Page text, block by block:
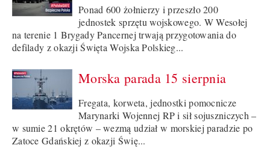
Ponad 600 żołnierzy i przeszło 200
jednostek sprzętu wojskowego. W Wesołej
na terenie 1 Brygady Pancernej trwają przygotowania do
defilady z okazji Święta Wojska Polskieg...
Morska parada 15 sierpnia
Fregata, korweta, jednostki pomocnicze
Marynarki Wojennej RP i sił sojuszniczych –
w sumie 21 okrętów – wezmą udział w morskiej paradzie po
Zatoce Gdańskiej z okazji Świę...